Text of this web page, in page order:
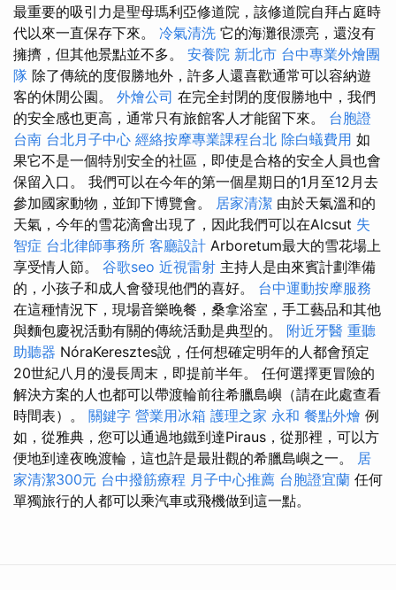
最重要的吸引力是聖母瑪利亞修道院，該修道院自拜占庭時
代以來一直保存下來。 冷氣清洗 它的海灘很漂亮，還沒有
擁擠，但其他景點並不多。 安養院 新北市 台中專業外燴團
隊 除了傳統的度假勝地外，許多人還喜歡通常可以容納遊
客的休閒公園。 外燴公司 在完全封閉的度假勝地中，我們
的安全感也更高，通常只有旅館客人才能留下來。 台胞證
台南 台北月子中心 經絡按摩專業課程台北 除白蟻費用 如
果它不是一個特別安全的社區，即使是合格的安全人員也會
保留入口。 我們可以在今年的第一個星期日的1月至12月去
參加國家動物，並卸下博覽會。 居家清潔 由於天氣溫和的
天氣，今年的雪花滴會出現了，因此我們可以在Alcsut 失
智症 台北律師事務所 客廳設計 Arboretum最大的雪花場上
享受情人節。 谷歌seo 近視雷射 主持人是由來賓計劃準備
的，小孩子和成人會發現他們的喜好。 台中運動按摩服務
在這種情況下，現場音樂晚餐，桑拿浴室，手工藝品和其他
與麵包慶祝活動有關的傳統活動是典型的。 附近牙醫 重聽
助聽器 NóraKeresztes說，任何想確定明年的人都會預定
20世紀八月的漫長周末，即提前半年。 任何選擇更冒險的
解決方案的人也都可以帶渡輪前往希臘島嶼（請在此處查看
時間表）。 關鍵字 營業用冰箱 護理之家 永和 餐點外燴 例
如，從雅典，您可以通過地鐵到達Piraus，從那裡，可以方
便地到達夜晚渡輪，這也許是最壯觀的希臘島嶼之一。 居
家清潔300元 台中撥筋療程 月子中心推薦 台胞證宜蘭 任何
單獨旅行的人都可以乘汽車或飛機做到這一點。